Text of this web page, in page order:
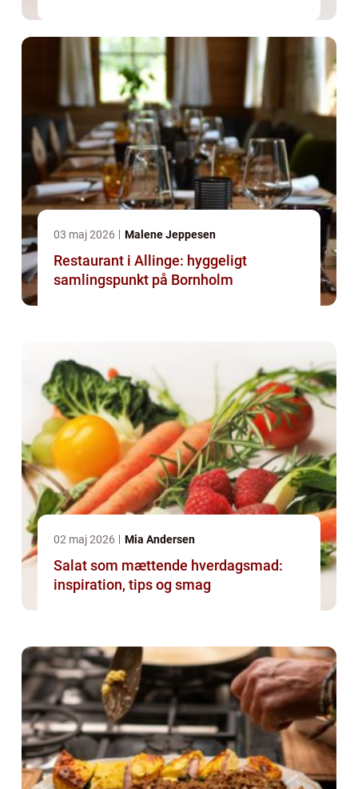
03 maj 2026 Malene Jeppesen
Restaurant i Allinge: hyggeligt
samlingspunkt på Bornholm
02 maj 2026 Mia Andersen
Salat som mættende hverdagsmad:
inspiration, tips og smag